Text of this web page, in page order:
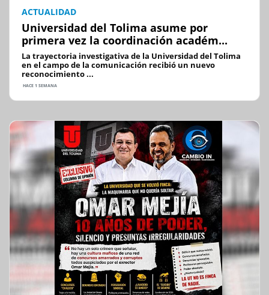
ACTUALIDAD
Universidad del Tolima asume por
primera vez la coordinación académ...
La trayectoria investigativa de la Universidad del Tolima
en el campo de la comunicación recibió un nuevo
reconocimiento ...
HACE 1 SEMANA